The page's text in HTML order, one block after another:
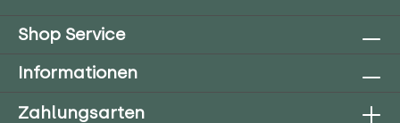
Shop Service
Informationen
Zahlungsarten